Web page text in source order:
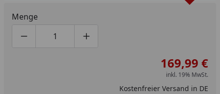
Menge
Produktmenge um eins verringern
Produktmenge manuell eingeben
Produktmenge um eins erhöhen
169,99 €
inkl. 19% MwSt.
Kostenfreier Versand in DE